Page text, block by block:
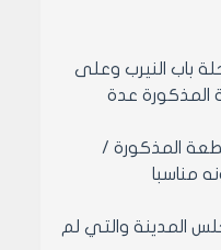
3578 تاريخ 19/3/2007 تم الموافقة على الإعلان بيع القطعة 214 في محلة باب النيرب وعلى
المذكورة عدة
المذكورة /
مناسبا
تحصيل حقوق مجلس المدينة والتي لم